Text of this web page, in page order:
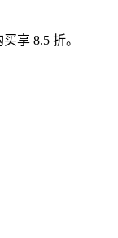
买享 8.5 折。